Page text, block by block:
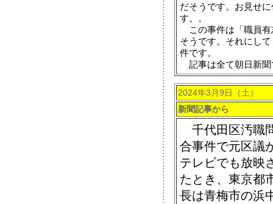
だそうです。お見せ
す。。
この事件は「職員有
そうです。それにし
件です。
記事は全て朝日新聞
2024年3月9日（土）
新聞記事から
千代田区汚職
合事件で元区議
テレビでも放映
たとき、東京都
長は青梅市の浜